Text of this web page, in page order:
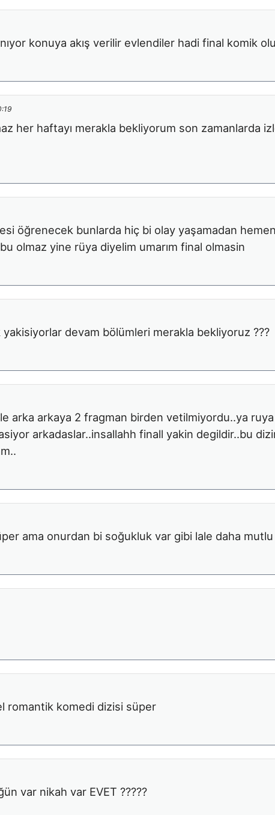
konuya akış verilir evlendiler hadi final komik
her haftayı merakla bekliyorum son zamanlarda
öğrenecek bunlarda hiç bi olay yaşamadan hemen
olmaz yine rüya diyelim umarım final olmasin
devam bölümleri merakla bekliyoruz ???
arka arkaya 2 fragman birden vetilmiyordu..ya
arkadaslar..insallahh finall yakin degildir..bu
ama onurdan bi soğukluk var gibi lale daha mutlu
romantik komedi dizisi süper
var nikah var EVET ?????